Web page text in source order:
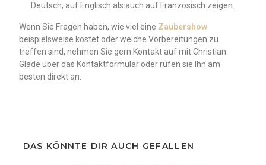
Deutsch, auf Englisch als auch auf Französisch zeigen.
Wenn Sie Fragen haben, wie viel eine Zaubershow
beispielsweise kostet oder welche Vorbereitungen zu
treffen sind, nehmen Sie gern Kontakt auf mit Christian
Glade über das Kontaktformular oder rufen sie Ihn am
besten direkt an.
DAS KÖNNTE DIR AUCH GEFALLEN